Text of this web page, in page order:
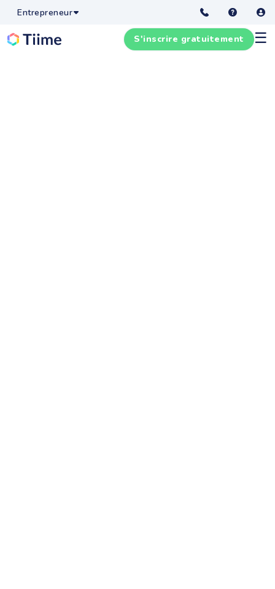
Entrepreneur
☰
S'inscrire gratuitement